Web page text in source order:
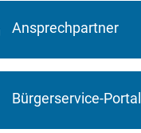
Ansprechpartner
Bürgerservice-Portal